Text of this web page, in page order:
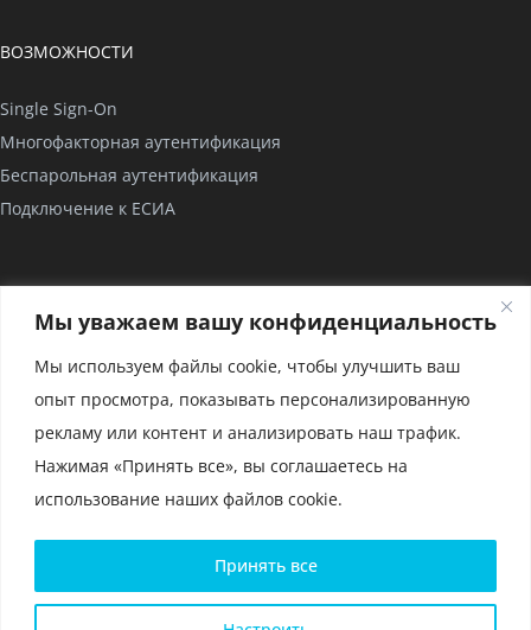
Мы уважаем вашу конфиденциальность
Мы используем файлы cookie, чтобы улучшить ваш
опыт просмотра, показывать персонализированную
рекламу или контент и анализировать наш трафик.
Нажимая «Принять все», вы соглашаетесь на
использование наших файлов cookie.
Принять все
ВОЗМОЖНОСТИ
Single Sign-On
Многофакторная аутентификация
Беспарольная аутентификация
Подключение к ЕСИА
О нас
Сертификаты
Политика конфиденциальности и условия использования
Политика конфиденциальности для мобильного приложения